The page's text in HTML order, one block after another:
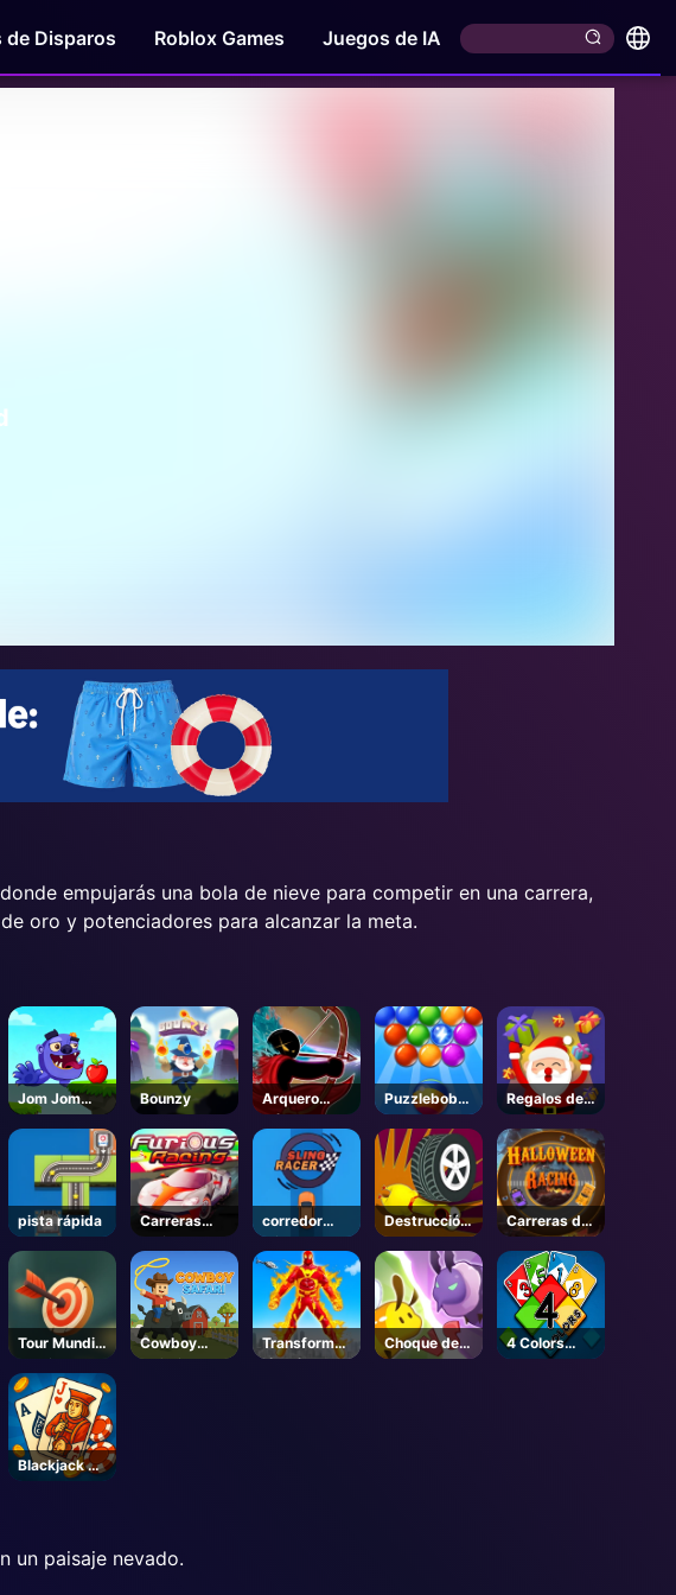
de Disparos Roblox Games Juegos de IA
empujarás una bola de nieve para competir en una carrera,
oro y potenciadores para alcanzar la meta.
Jom Jom
Saltar
Bounzy
Arquero
Héroe
Puzzlebobbl
e Descargar
Regalos de
Navidad
Cayendo
pista rápida
Carreras
Furiosas
corredor
Sling
Destrucción
de ruedas
Carreras de
Halloween
Tour Mundial
de Tiro con
Arco
Cowboy
Safari
Transformac
ión héroe
Choque de
colmena
4 Colors
UNO
Blackjack 21
un paisaje nevado.